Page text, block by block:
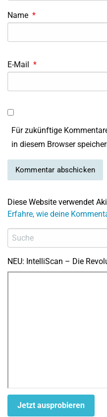
Name *
E-Mail *
Für zukünftige
in diesem Browser
Diese Website verwendet
Erfahre, wie deine
NEU: IntelliScan – Die
Jetzt ausprobieren